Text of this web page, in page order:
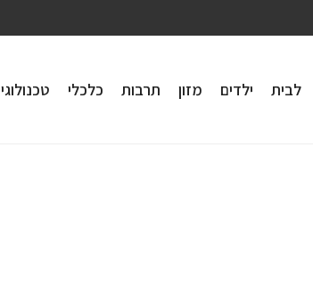
לבית ילדים מזון תרבות כלכלי טכנולוגי